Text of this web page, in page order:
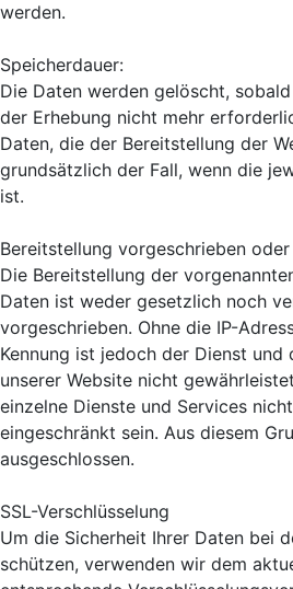
werden.
Speicherdauer:
Die Daten werden gelöscht,
der Erhebung nicht mehr
Daten, die der Bereitstellung der
grundsätzlich der Fall, wenn die
ist.
Bereitstellung vorgeschrieben
Die Bereitstellung der
Daten ist weder gesetzlich noch
vorgeschrieben. Ohne die IP-
Kennung ist jedoch der Dienst und
unserer Website nicht
einzelne Dienste und Services
eingeschränkt sein. Aus diesem
ausgeschlossen.
SSL-Verschlüsselung
Um die Sicherheit Ihrer Daten bei
schützen, verwenden wir dem